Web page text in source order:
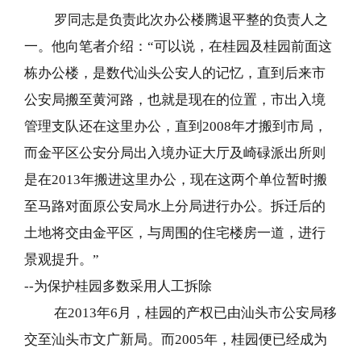
罗同志是负责此次办公楼腾退平整的负责人之
一。他向笔者介绍：“可以说，在桂园及桂园前面这
栋办公楼，是数代汕头公安人的记忆，直到后来市
公安局搬至黄河路，也就是现在的位置，市出入境
管理支队还在这里办公，直到2008年才搬到市局，
而金平区公安分局出入境办证大厅及崎碌派出所则
是在2013年搬进这里办公，现在这两个单位暂时搬
至马路对面原公安局水上分局进行办公。拆迁后的
土地将交由金平区，与周围的住宅楼房一道，进行
景观提升。”
--为保护桂园多数采用人工拆除
在2013年6月，桂园的产权已由汕头市公安局移
交至汕头市文广新局。而2005年，桂园便已经成为